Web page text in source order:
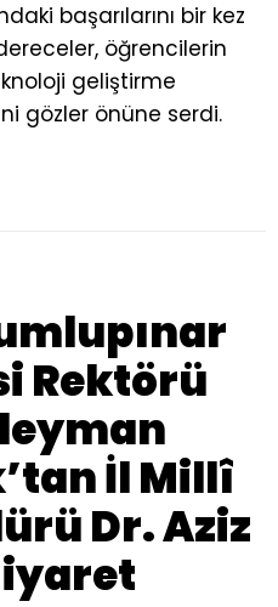
başarılarını bir kez
öğrencilerin
geliştirme
gözler önüne serdi.
Rektörü
İl Millî
Dr. Aziz